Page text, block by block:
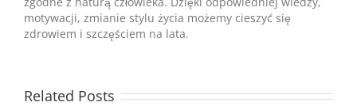
motywacji, zmianie stylu życia możemy cieszyć się
zdrowiem i szczęściem na lata.
Related Posts